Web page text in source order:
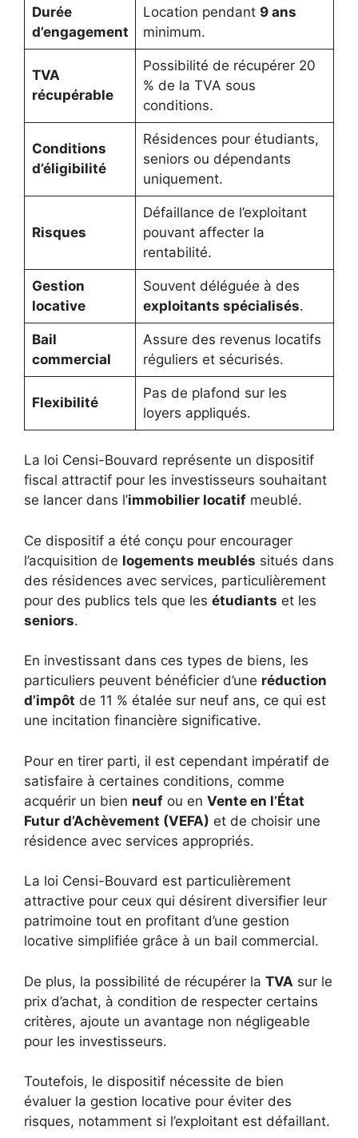
Durée
d’engagement
Location pendant 9 ans
minimum.
TVA
récupérable
Possibilité de récupérer 20
% de la TVA sous
conditions.
Conditions
d’éligibilité
Résidences pour étudiants,
seniors ou dépendants
uniquement.
Risques
Défaillance de l’exploitant
pouvant affecter la
rentabilité.
Gestion
locative
Souvent déléguée à des
exploitants spécialisés.
Bail
commercial
Assure des revenus locatifs
réguliers et sécurisés.
Flexibilité
Pas de plafond sur les
loyers appliqués.
La loi Censi-Bouvard représente un dispositif
fiscal attractif pour les investisseurs souhaitant
se lancer dans l’immobilier locatif meublé.
Ce dispositif a été conçu pour encourager
l’acquisition de logements meublés situés dans
des résidences avec services, particulièrement
pour des publics tels que les étudiants et les
seniors.
En investissant dans ces types de biens, les
particuliers peuvent bénéficier d’une réduction
d’impôt de 11 % étalée sur neuf ans, ce qui est
une incitation financière significative.
Pour en tirer parti, il est cependant impératif de
satisfaire à certaines conditions, comme
acquérir un bien neuf ou en Vente en l’État
Futur d’Achèvement (VEFA) et de choisir une
résidence avec services appropriés.
La loi Censi-Bouvard est particulièrement
attractive pour ceux qui désirent diversifier leur
patrimoine tout en profitant d’une gestion
locative simplifiée grâce à un bail commercial.
De plus, la possibilité de récupérer la TVA sur le
prix d’achat, à condition de respecter certains
critères, ajoute un avantage non négligeable
pour les investisseurs.
Toutefois, le dispositif nécessite de bien
évaluer la gestion locative pour éviter des
risques, notamment si l’exploitant est défaillant.